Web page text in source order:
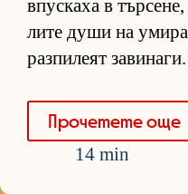
впус­каха в
лите души на
раз­пи­леят за­ви­на­ги.
Про­че­тете още
14 min